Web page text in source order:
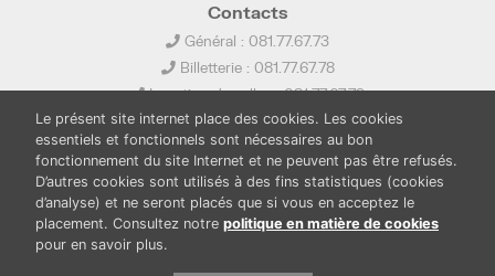
Contacts
Général : 081.77.67.73
Billetterie : 081.77.67.78
Location de salles : 081.77.67.79
info@ledelta.be
Le présent site internet place des cookies. Les cookies
essentiels et fonctionnels sont nécessaires au bon
fonctionnement du site Internet et ne peuvent pas être refusés.
D’autres cookies sont utilisés à des fins statistiques (cookies
d’analyse) et ne seront placés que si vous en acceptez le
placement. Consultez notre politique en matière de cookies
pour en savoir plus.